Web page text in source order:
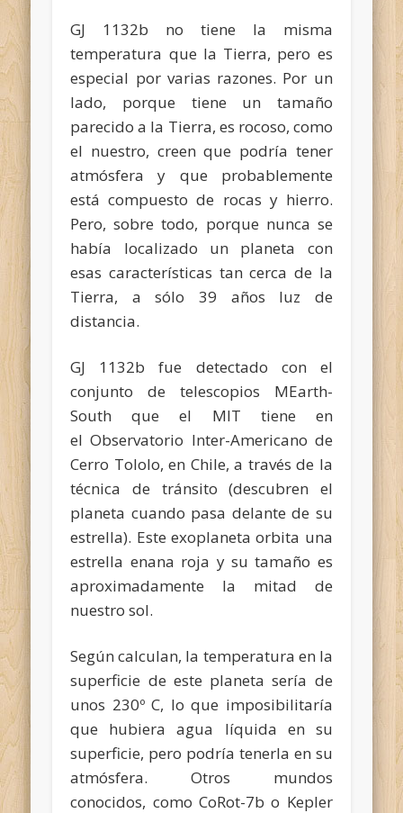
GJ 1132b no tiene la misma
temperatura que la Tierra, pero es
especial por varias razones. Por un
lado, porque tiene un tamaño
parecido a la Tierra, es rocoso, como
el nuestro, creen que podría tener
atmósfera y que probablemente
está compuesto de rocas y hierro.
Pero, sobre todo, porque nunca se
había localizado un planeta con
esas características tan cerca de la
Tierra, a sólo 39 años luz de
distancia.
GJ 1132b fue detectado con el
conjunto de telescopios MEarth-
South que el MIT tiene en
elObservatorio Inter-Americano de
Cerro Tololo, en Chile, a través de la
técnica de tránsito (descubren el
planeta cuando pasa delante de su
estrella). Este exoplaneta orbita una
estrella enana roja y su tamaño es
aproximadamente la mitad de
nuestro sol.
Según calculan, la temperatura en la
superficie de este planeta sería de
unos 230º C, lo que imposibilitaría
que hubiera agua líquida en su
superficie, pero podría tenerla en su
atmósfera. Otros mundos
conocidos, como CoRot-7b o Kepler